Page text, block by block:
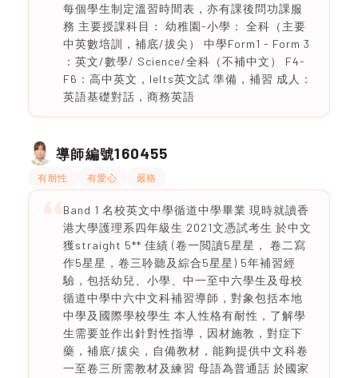
每個學生制定溫習時間表，亦有課後問功課服
務 主要授課科目： 幼稚園-小學： 全科（主要
中英數培訓，補底/拔尖） 中學Form1 - Form 3
：英文/數學/ Science/全科（不補中文） F4-
F6：高中英文，Ielts英文試 準備，補習 成人：
英語基礎對話，商務英語
導師編號160455
有耐性 有愛心 嚴格
Band 1 名校英文中學循道中學畢業 現時就讀香
港大學護理系四年級生 2021文憑試考生 於中文
獲straight 5** 佳績 (卷一閲讀5星星， 卷二寫
作5星星，卷三聆聽及綜合5星星) 5年補習經
驗，包括幼兒、小學、中一至中六學生及母校
循道中學中六中文科補習導師，對象包括本地
中學及國際學校學生 本人性格有耐性，了解學
生需要並作出針對性指導，因材施教，對症下
藥，補底/拔尖，自備教材，能夠提供中文科卷
一至卷三所需教材及練習 母語為普通話 於國家